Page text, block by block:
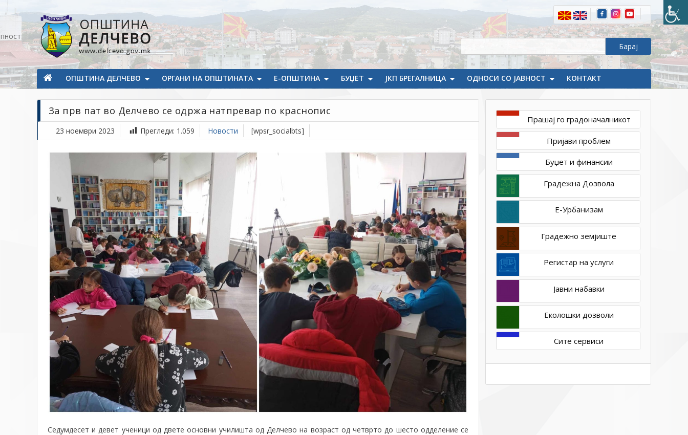
Општина Делчево
Општина Делчево
ОПШТИНА ДЕЛЧЕВО ОРГАНИ НА ОПШТИНАТА Е-ОПШТИНА БУЏЕТ ЈКП БРЕГАЛНИЦА ОДНОСИ СО ЈАВНОСТ КОНТАКТ
За прв пат во Делчево се одржа натпревар по краснопис
23 ноември 2023 Прегледи: 1.059 Новости [wpsr_socialbts]
пат
во
се
одржа
натпревар
по
краснопис
Седумдесет и девет ученици од двете основни училишта од Делчево на возраст од четврто до шесто одделение се
Прашај го градоначалникот
Пријави проблем
Буџет и финансии
Градежна Дозвола
Е-Урбанизам
Градежно земјиште
Регистар на услуги
Јавни набавки
Еколошки дозволи
Сите сервиси